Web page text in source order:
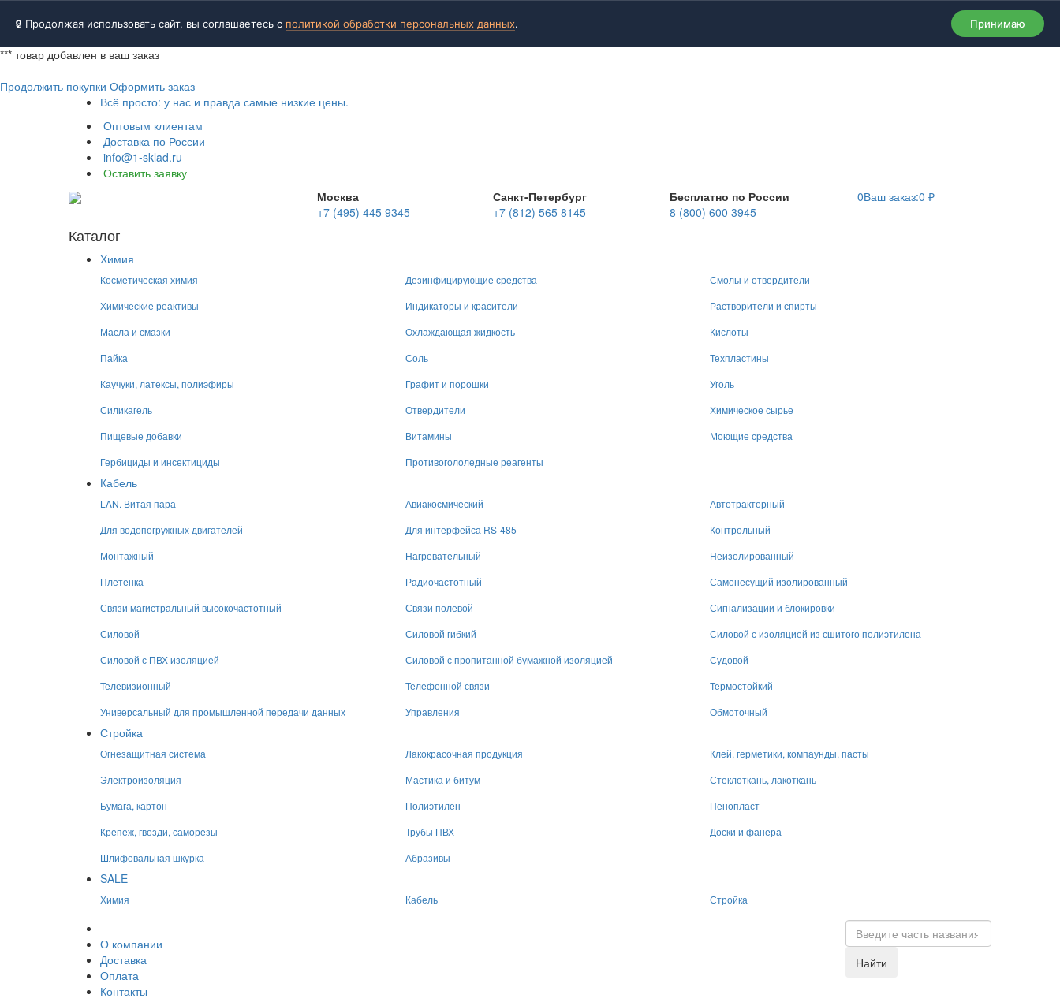
🔒 Продолжая использовать сайт, вы соглашаетесь с политикой обработки персональных данных. Принимаю
*** товар добавлен в ваш заказ
Продолжить покупки Оформить заказ
Всё просто: у нас и правда самые низкие цены.
Оптовым клиентам
Доставка по России
info@1-sklad.ru
Оставить заявку
Москва
+7 (495) 445 9345
Санкт-Петербург
+7 (812) 565 8145
Бесплатно по России
8 (800) 600 3945
0Ваш заказ:0 ₽
Каталог
Химия
Косметическая химия Дезинфицирующие средства
Смолы и отвердители
Химические реактивы
Индикаторы и красители
Растворители и спирты
Масла и смазки
Охлаждающая жидкость
Кислоты
Пайка
Соль
Техпластины
Каучуки, латексы, полиэфиры
Графит и порошки
Уголь
Силикагель
Отвердители
Химическое сырье
Пищевые добавки
Витамины
Моющие средства
Гербициды и инсектициды
Противогололедные реагенты
Кабель
LAN. Витая пара Авиакосмический
Автотракторный
Для водопогружных двигателей
Для интерфейса RS-485
Контрольный
Монтажный
Нагревательный
Неизолированный
Плетенка
Радиочастотный
Самонесущий изолированный
Связи магистральный высокочастотный
Связи полевой
Сигнализации и блокировки
Силовой
Силовой гибкий
Силовой с изоляцией из сшитого полиэтилена
Силовой с ПВХ изоляцией
Силовой с пропитанной бумажной изоляцией
Судовой
Телевизионный
Телефонной связи
Термостойкий
Универсальный для промышленной передачи данных
Управления Обмоточный
Стройка
Огнезащитная система Лакокрасочная продукция
Клей, герметики, компаунды, пасты
Электроизоляция
Мастика и битум
Стеклоткань, лакоткань
Бумага, картон
Полиэтилен
Пенопласт
Крепеж, гвозди, саморезы
Трубы ПВХ
Доски и фанера
Шлифовальная шкурка
Абразивы
SALE
Химия Кабель Стройка
О компании
Доставка
Оплата
Контакты
Найти